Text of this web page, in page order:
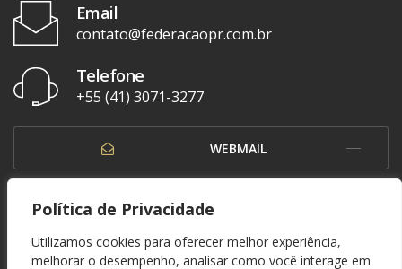
Política de Privacidade
Utilizamos cookies para oferecer melhor experiência,
melhorar o desempenho, analisar como você interage em
Email
contato@federacaopr.com.br
Telefone
+55 (41) 3071-3277
WEBMAIL
OUVIDORIA